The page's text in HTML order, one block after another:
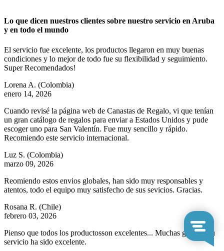
Lo que dicen nuestros clientes sobre nuestro servicio en Aruba
y en todo el mundo
El servicio fue excelente, los productos llegaron en muy buenas
condiciones y lo mejor de todo fue su flexibilidad y seguimiento.
Super Recomendados!
Lorena A. (Colombia)
enero 14, 2026
Cuando revisé la página web de Canastas de Regalo, vi que tenían
un gran catálogo de regalos para enviar a Estados Unidos y pude
escoger uno para San Valentín. Fue muy sencillo y rápido.
Recomiendo este servicio internacional.
Luz S. (Colombia)
marzo 09, 2026
Reomiendo estos envios globales, han sido muy responsables y
atentos, todo el equipo muy satisfecho de sus sevicios. Gracias.
Rosana R. (Chile)
febrero 03, 2026
Pienso que todos los productosson excelentes... Muchas gracias, su
servicio ha sido excelente.